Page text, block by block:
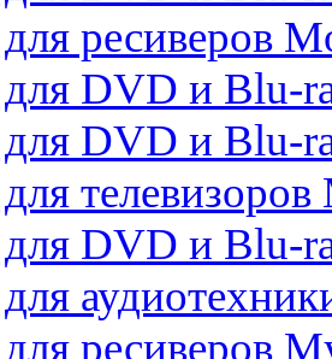
ресиверов
DVD и Blu-
DVD и Blu-
телевизоров
DVD и Blu-
ресиверов